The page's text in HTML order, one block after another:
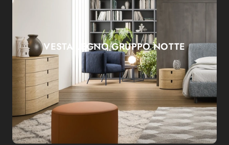
VESTA LEGNO GRUPPO NOTTE